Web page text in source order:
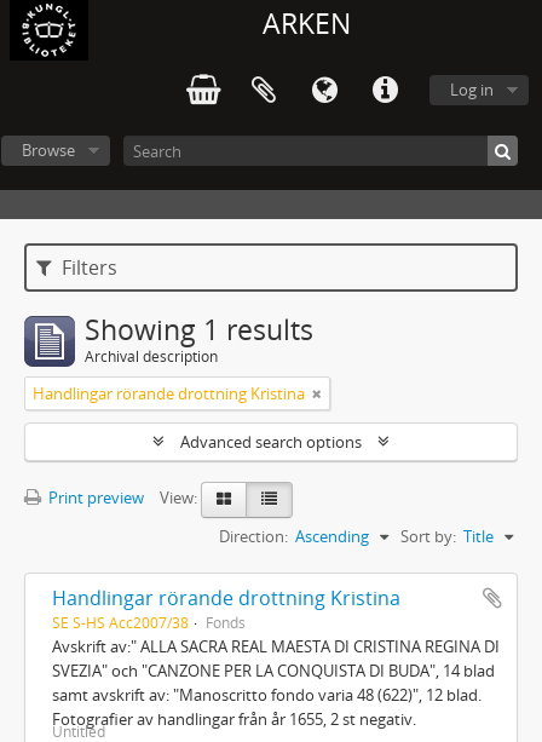
ARKEN
Log in
Browse
Filters
Showing 1 results
Archival description
Handlingar rörande drottning Kristina
Advanced search options
Print preview
View:
Sort by: Title
Direction: Ascending
Handlingar rörande drottning Kristina
SE S-HS Acc2007/38 Fonds
Avskrift av:" ALLA SACRA REAL MAESTA DI CRISTINA REGINA DI
SVEZIA" och "CANZONE PER LA CONQUISTA DI BUDA", 14 blad
samt avskrift av: "Manoscritto fondo varia 48 (622)", 12 blad.
Fotografier av handlingar från år 1655, 2 st negativ.
Untitled